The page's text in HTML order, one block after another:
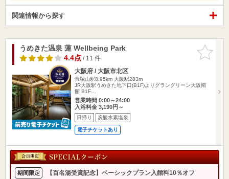
関連情報から探す
お気に入
りに追加
うめきた温泉 蓮 Wellbeing Park
4.4点/ 11 件
大阪府 / 大阪市北区
帝塚山駅8.95km 大阪駅283m
JR大阪駅うめきた地下口(B1F)よりグラングリーン大阪南
館 B1F…
営業時間 0:00～24:00
入浴料金 3,190円～
日帰り 炭酸水素塩泉
電子チケットあり
期間限定
【百名湯受賞記念】ベーシックプラン入館料10％オフ